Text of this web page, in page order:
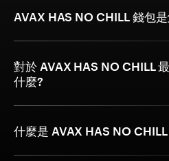
AVAX HAS NO CHILL 錢包是
對於 AVAX HAS NO CHILL
什麼?
什麼是 AVAX HAS NO CHILL